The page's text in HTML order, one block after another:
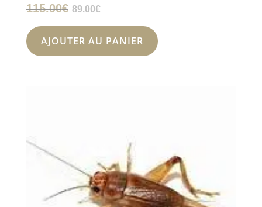
115.00€ Le
initial
était :
89.00€Le
actuel
est :
AJOUTER AU PANIER